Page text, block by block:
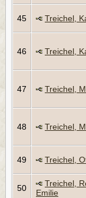
45 Treichel,
46 Treichel,
47 Treichel,
48 Treichel,
49 Treichel,
50
Treichel,
Emilie